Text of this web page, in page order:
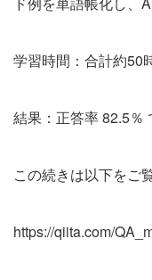
学習時間：合計約50
結果：正答率 82.5％
この続きは以下をご
https://qiita.com/